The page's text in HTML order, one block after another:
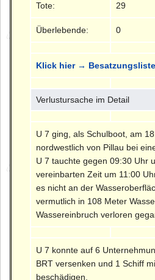
Tote: 29
Überlebende: 0
Klick hier →
Verlustursache im Detail
U 7 ging, als Schulboot, am
nordwestlich von Pillau bei
U 7 tauchte gegen 09:30 Uhr
vereinbarten Zeit um 11:00
es nicht an der
vermutlich in 108 Meter
Wassereinbruch verloren
U 7 konnte auf 6
BRT versenken und 1 Schiff
beschädigen.